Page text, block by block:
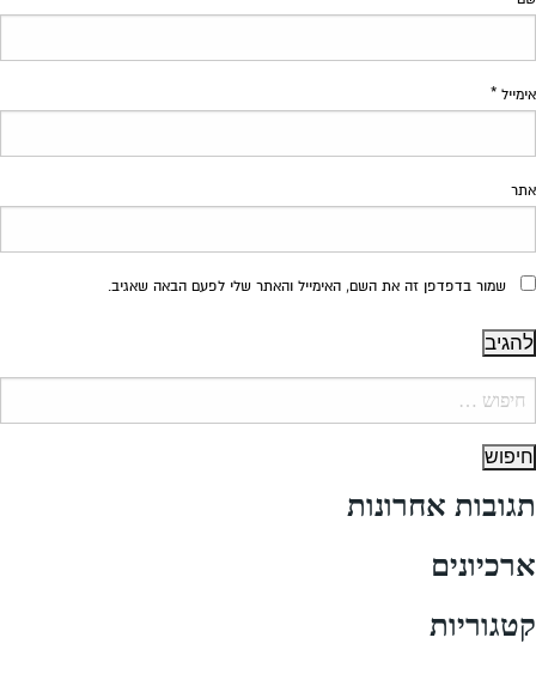
אימייל *
אתר
שמור בדפדפן זה את השם, האימייל והאתר שלי לפעם הבאה שאגיב.
תגובות אחרונות
ארכיונים
קטגוריות